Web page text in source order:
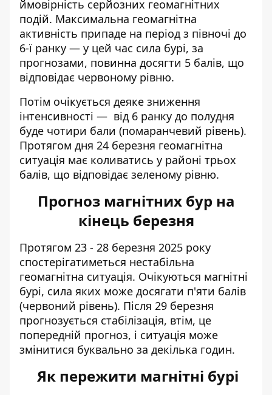
ймовірність серйозних геомагнітних
подій. Максимальна геомагнітна
активність припаде на період з півночі до
6-ї ранку — у цей час сила бурі, за
прогнозами, повинна досягти 5 балів, що
відповідає червоному рівню.
Потім очікується деяке зниження
інтенсивності — від 6 ранку до полудня
буде чотири бали (помаранчевий рівень).
Протягом дня 24 березня геомагнітна
ситуація має коливатись у районі трьох
балів, що відповідає зеленому рівню.
Прогноз магнітних бур на
кінець березня
Протягом 23 - 28 березня 2025 року
спостерігатиметься нестабільна
геомагнітна ситуація. Очікуються магнітні
бурі, сила яких може досягати п'яти балів
(червоний рівень). Після 29 березня
прогнозується стабілізація, втім, це
попередній прогноз, і ситуація може
змінитися буквально за декілька годин.
Як пережити магнітні бурі